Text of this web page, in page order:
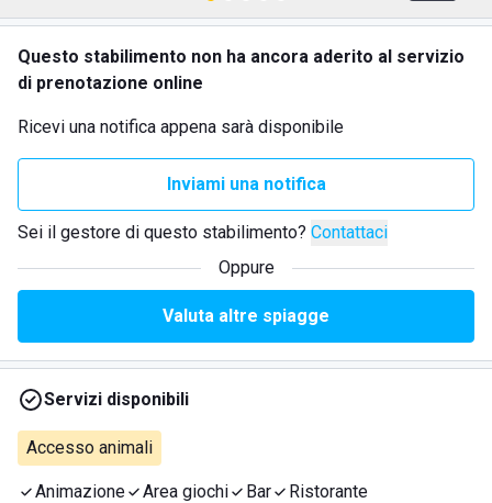
Questo stabilimento non ha ancora aderito al servizio
di prenotazione online
Ricevi una notifica appena sarà disponibile
Inviami una notifica
Sei il gestore di questo stabilimento? Contattaci
Oppure
Valuta altre spiagge
Servizi disponibili
Accesso animali
Animazione Area giochi Bar Ristorante